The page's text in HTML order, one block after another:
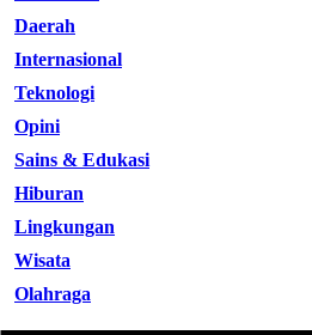
Daerah
Internasional
Teknologi
Opini
Sains & Edukasi
Hiburan
Lingkungan
Wisata
Olahraga